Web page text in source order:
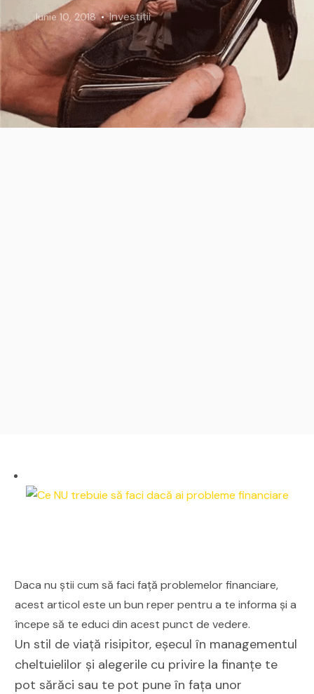
Iunie 10, 2018 Investiții
Daca nu știi cum să faci față problemelor financiare,
acest articol este un bun reper pentru a te informa și a
începe să te educi din acest punct de vedere.
Un stil de viață risipitor, eșecul în managementul
cheltuielilor și alegerile cu privire la finanțe te
pot sărăci sau te pot pune în fața unor